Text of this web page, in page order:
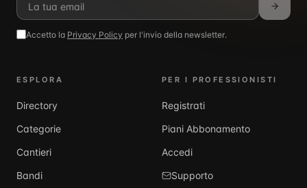
Accetto la Privacy Policy per l'invio della newsletter.
ESPLORA
Directory
Categorie
Cantieri
Bandi
PER I PROFESSIONISTI
Registrati
Piani Abbonamento
Accedi
Supporto